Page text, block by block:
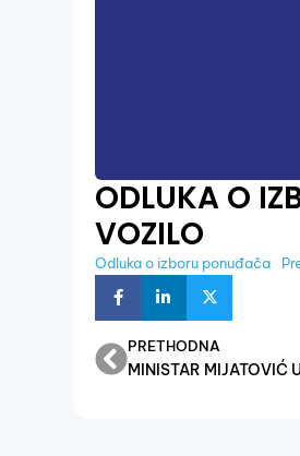
ODLUKA O
VOZILO
Odluka o izboru ponuđača
PRETHODNA